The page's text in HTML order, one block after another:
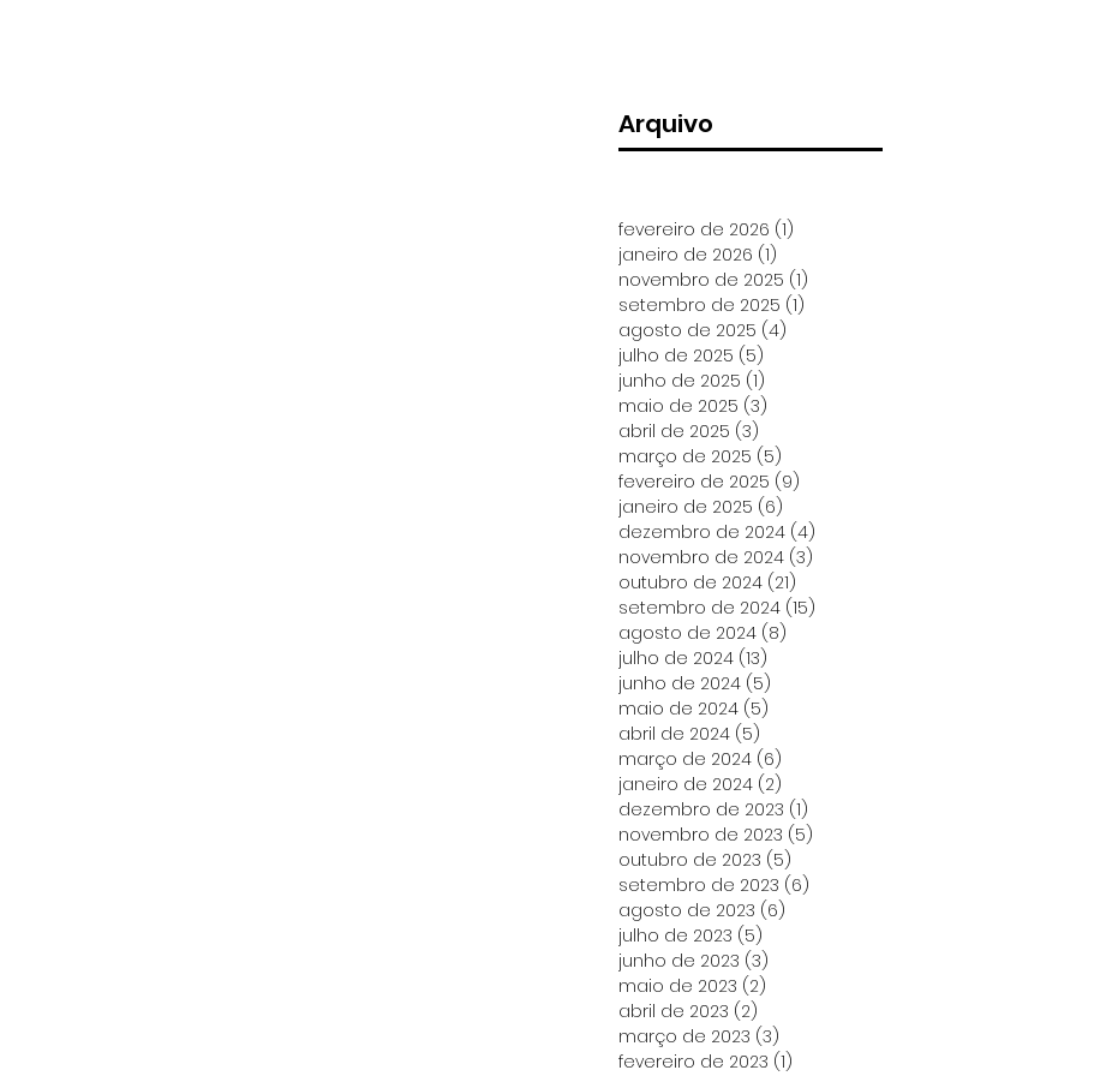
Arquivo
fevereiro de 2026 (1)
janeiro de 2026 (1)
novembro de 2025 (1)
setembro de 2025 (1)
agosto de 2025 (4)
julho de 2025 (5)
junho de 2025 (1)
maio de 2025 (3)
abril de 2025 (3)
março de 2025 (5)
fevereiro de 2025 (9)
janeiro de 2025 (6)
dezembro de 2024 (4)
novembro de 2024 (3)
outubro de 2024 (21)
setembro de 2024 (15)
agosto de 2024 (8)
julho de 2024 (13)
junho de 2024 (5)
maio de 2024 (5)
abril de 2024 (5)
março de 2024 (6)
janeiro de 2024 (2)
dezembro de 2023 (1)
novembro de 2023 (5)
outubro de 2023 (5)
setembro de 2023 (6)
agosto de 2023 (6)
julho de 2023 (5)
junho de 2023 (3)
maio de 2023 (2)
abril de 2023 (2)
março de 2023 (3)
fevereiro de 2023 (1)